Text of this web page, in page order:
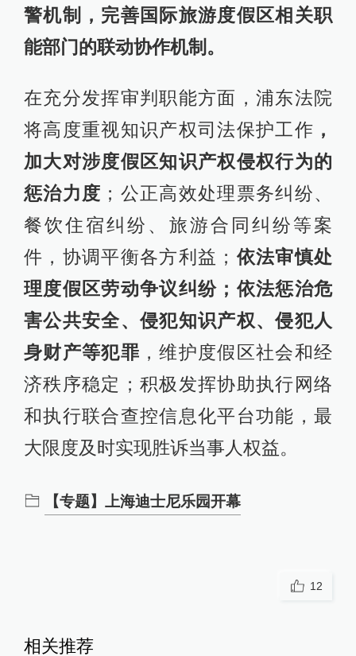
警机制，完善国际旅游度假区相关职
能部门的联动协作机制。
在充分发挥审判职能方面，浦东法院
将高度重视知识产权司法保护工作 ，
加大对涉度假区知识产权侵权行为的
惩治力度 ；公正高效处理票务纠纷、
餐饮住宿纠纷、旅游合同纠纷等案
件，协调平衡各方利益； 依法审慎处
理度假区劳动争议纠纷； 依法惩治危
害公共安全、侵犯知识产权、侵犯人
身财产等犯罪 ，维护度假区社会和经
济秩序稳定；积极发挥协助执行网络
和执行联合查控信息化平台功能，最
大限度及时实现胜诉当事人权益。
【专题】上海迪士尼乐园开幕
12
相关推荐